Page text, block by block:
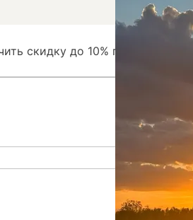
скидку до 10% при первом